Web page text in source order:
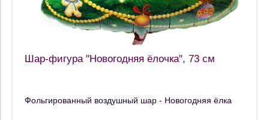
Шар-фигура "Новогодняя ёлочка", 73 см
Фольгированный воздушный шар - Новогодняя ёлка